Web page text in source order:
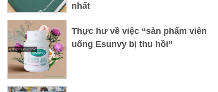
nhất
Thực hư về việc “sản phẩm viên
uống Esunvy bị thu hồi”